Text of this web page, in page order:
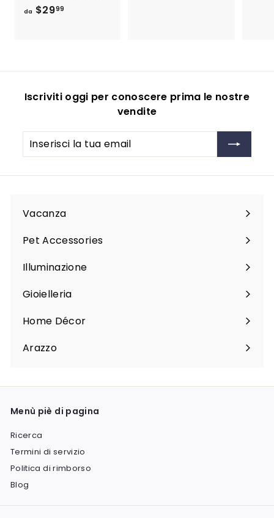
da $2999
9
9
Iscriviti oggi per conoscere prima le nostre
vendite
Inserisci
la
email
Iscriviti
Vacanza
Espandi
sottomenu
Pet Accessories
Espandi
sottomenu
Illuminazione
Espandi
sottomenu
Gioielleria
Espandi
sottomenu
Home Décor
Espandi
sottomenu
Arazzo
Espandi
Menù piè di pagina
Ricerca
Termini di servizio
Politica di rimborso
Blog